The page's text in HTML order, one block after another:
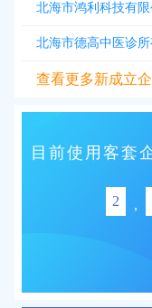
北海市鸿利科技有限
北海市德高中医诊所
查看更多新成立
目前使用客套
2 ,